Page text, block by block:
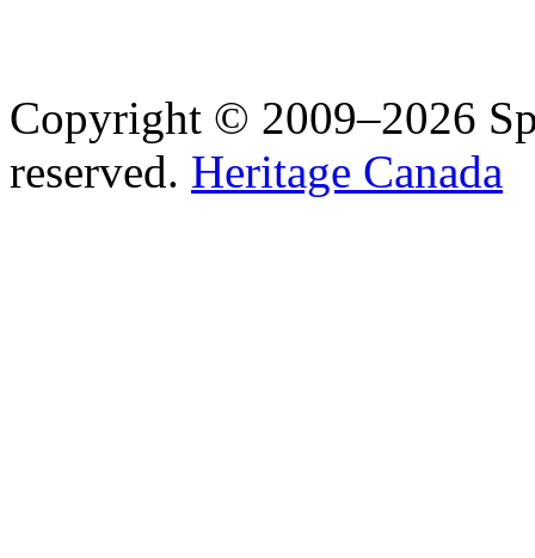
Copyright © 2009–2026
reserved. Heritage Canada